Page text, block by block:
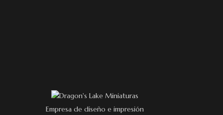
Empresa de diseño e impresión